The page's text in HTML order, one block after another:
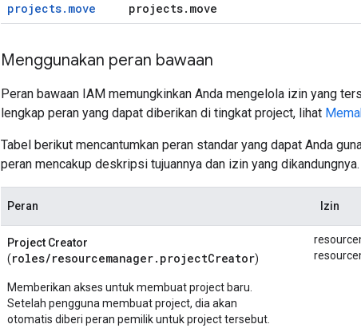
projects. move projects. move
Menggunakan peran bawaan
Peran bawaan IAM memungkinkan Anda mengelola izin yang
lengkap peran yang dapat diberikan di tingkat project, lihat
Tabel berikut mencantumkan peran standar yang dapat Anda
peran mencakup deskripsi tujuannya dan izin yang dikandungnya.
Peran Izin
Project Creator
(roles/resourcemanager.projectCreator)
Memberikan akses untuk membuat project baru.
Setelah pengguna membuat project, dia akan
otomatis diberi peran pemilik untuk project tersebut.